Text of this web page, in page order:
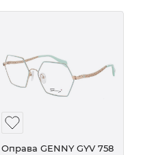
Оправа GENNY GYV 758